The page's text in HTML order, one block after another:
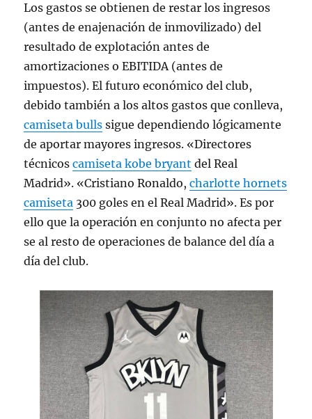
Los gastos se obtienen de restar los ingresos
(antes de enajenación de inmovilizado) del
resultado de explotación antes de
amortizaciones o EBITIDA (antes de
impuestos). El futuro económico del club,
debido también a los altos gastos que conlleva,
camiseta bulls sigue dependiendo lógicamente
de aportar mayores ingresos. «Directores
técnicoscamiseta kobe bryant del Real
Madrid». «Cristiano Ronaldo,charlotte hornets
camiseta 300 goles en el Real Madrid». Es por
ello que la operación en conjunto no afecta per
se al resto de operaciones de balance del día a
día del club.